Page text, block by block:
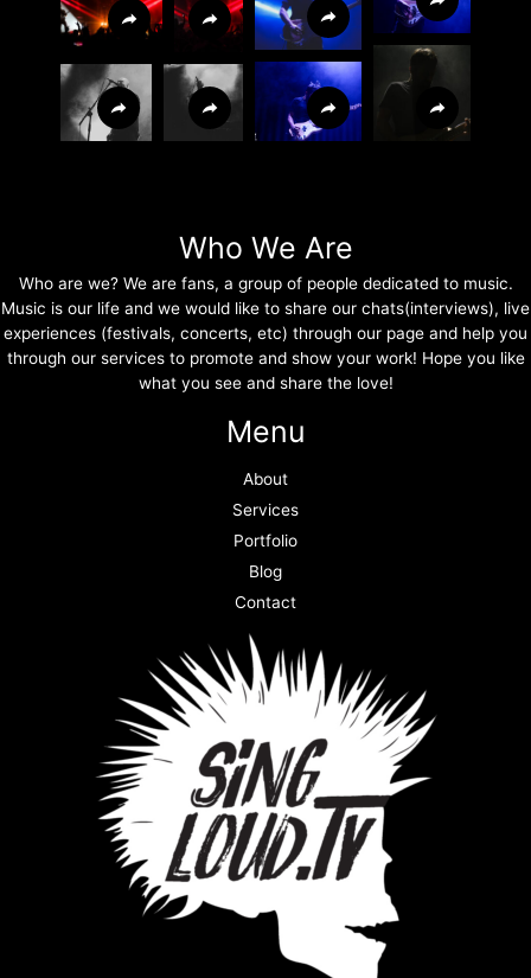
Who We Are
Who are we? We are fans, a group of people dedicated to music.
Music is our life and we would like to share our chats(interviews), live
experiences (festivals, concerts, etc) through our page and help you
through our services to promote and show your work! Hope you like
what you see and share the love!
Menu
About
Services
Portfolio
Blog
Contact